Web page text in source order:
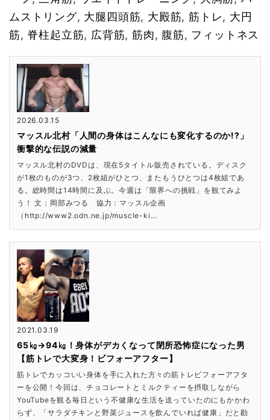
ムストリング, 大腿四頭筋, 大殿筋,筋トレ, 大円
筋, 脊柱起立筋, 広背筋,筋肉, 腹筋, フィットネス
2026.03.15
マッスル北村「人間の身体はこんなにも変化するのか!?」
衝撃的な伝説の減量
マッスル北村のDVDは、現在5タイトル販売されている。ディスク
が1枚のものが3つ、2枚組がひとつ、またもうひとつは4枚組であ
る。総時間は14時間に及ぶ。今週は「限界への挑戦」を観てみよ
う！ 文：岡部みつる 協力：マッスル企画
（http://www2.odn.ne.jp/muscle-ki...
2021.03.19
65㎏→94㎏！身体がデカくなって閉所恐怖症になった男
【筋トレで大変身！ビフォーアフター】
筋トレでカッコいい身体を手に入れた方々の筋トレビフォーアフタ
ーを公開！今回は、チョコレートとミルクティーを摂取しながら
YouTubeを観る毎日という不健康な生活を送っていたのにもかかわ
らず、「サラダチキンと野菜ジュースを飲んでいれば健康」だと勘